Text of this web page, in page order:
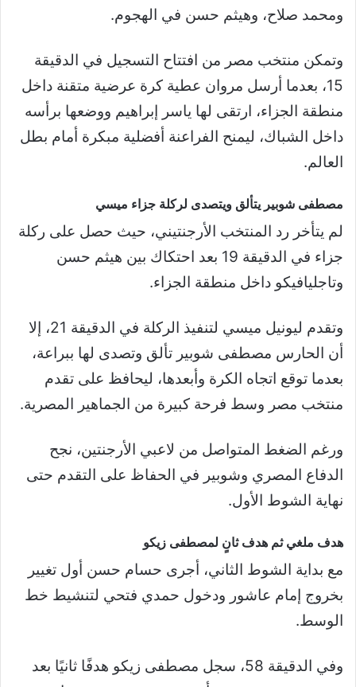
ومحمد صلاح، وهيثم حسن في الهجوم.
وتمكن منتخب مصر من افتتاح التسجيل في الدقيقة
15، بعدما أرسل مروان عطية كرة عرضية متقنة داخل
منطقة الجزاء، ارتقى لها ياسر إبراهيم ووضعها برأسه
داخل الشباك، ليمنح الفراعنة أفضلية مبكرة أمام بطل
العالم.
مصطفى شوبير يتألق ويتصدى لركلة جزاء ميسي
لم يتأخر رد المنتخب الأرجنتيني، حيث حصل على ركلة
جزاء في الدقيقة 19 بعد احتكاك بين هيثم حسن
وتاجليافيكو داخل منطقة الجزاء.
وتقدم ليونيل ميسي لتنفيذ الركلة في الدقيقة 21، إلا
أن الحارس مصطفى شوبير تألق وتصدى لها ببراعة،
بعدما توقع اتجاه الكرة وأبعدها، ليحافظ على تقدم
منتخب مصر وسط فرحة كبيرة من الجماهير المصرية.
ورغم الضغط المتواصل من لاعبي الأرجنتين، نجح
الدفاع المصري وشوبير في الحفاظ على التقدم حتى
نهاية الشوط الأول.
هدف ملغي ثم هدف ثانٍ لمصطفى زيكو
مع بداية الشوط الثاني، أجرى حسام حسن أول تغيير
بخروج إمام عاشور ودخول حمدي فتحي لتنشيط خط
الوسط.
وفي الدقيقة 58، سجل مصطفى زيكو هدفًا ثانيًا بعد